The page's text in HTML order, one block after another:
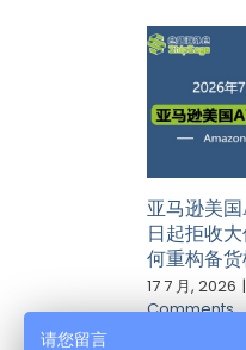
亚马逊美国
日起拒收
何重构备货
17 7 月, 2026 |
Comments
请您留言